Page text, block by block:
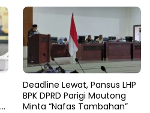
Deadline Lewat, Pansus LHP
BPK DPRD Parigi Moutong
Minta “Nafas Tambahan”